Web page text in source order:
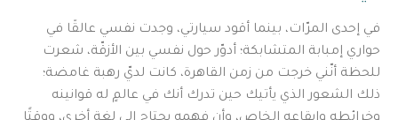
في إحدى المرّات، بينما أقود سيارتي، وجدت نفسي عالقًا في
حواري إمبابة المتشابكة؛ أدوّر حول نفسي بين الأزقّة، شعرت
للحظة أنّني خرجت من زمن القاهرة، كانت لديّ رهبة غامضة؛
ذلك الشعور الذي يأتيك حين تدرك أنك في عالمٍ له قوانينه